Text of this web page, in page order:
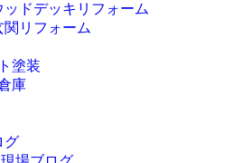
ッドデッキリフォーム
関リフォーム
塗装
庫
グ